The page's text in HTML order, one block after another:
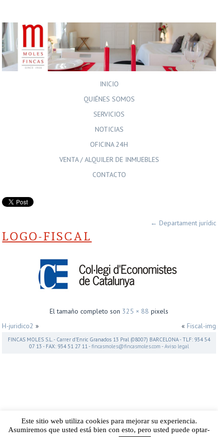
INICIO
QUIÉNES SOMOS
SERVICIOS
NOTICIAS
OFICINA 24H
VENTA / ALQUILER DE INMUEBLES
CONTACTO
← Departament jurídic
LOGO-FISCAL
El tamaño completo son 325 × 88 pixels
H-juridico2 » « Fiscal-img
FINCAS MOLES S.L. - Carrer d’Enric Granados 13 Pral (08007) BARCELONA - TLF: 934 54
07 13 - FAX: 934 51 27 11 -fincasmoles@fincasmoles.com -Aviso legal
Este sitio web utiliza cookies para mejorar su experiencia.
Asumiremos que usted está bien con esto, pero usted puede optar-